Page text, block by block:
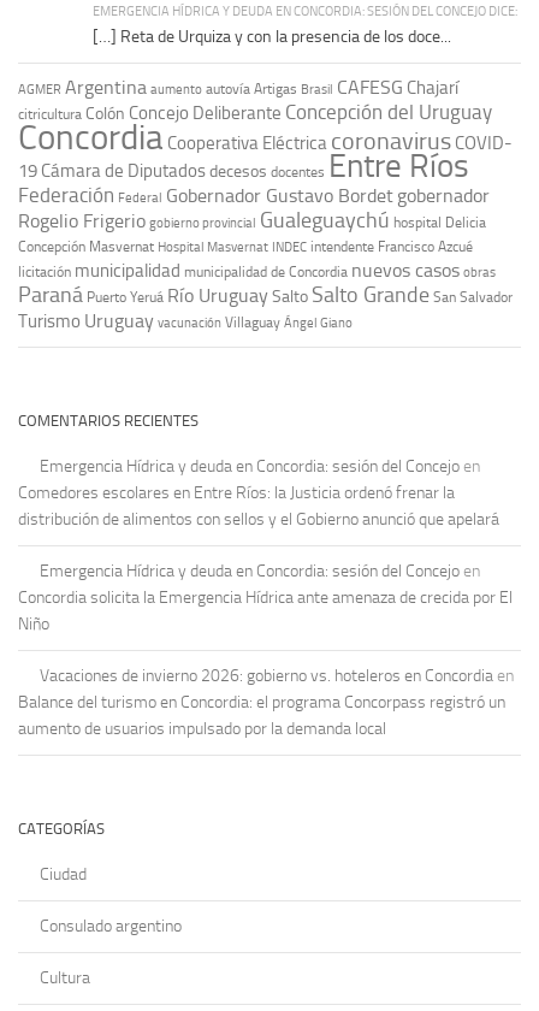
EMERGENCIA HÍDRICA Y DEUDA EN CONCORDIA: SESIÓN DEL CONCEJO DICE:
[…] Reta de Urquiza y con la presencia de los doce...
AGMER Argentina aumento autovía Artigas Brasil CAFESG Chajarí
citricultura Colón Concejo Deliberante Concepción del Uruguay
Concordia Cooperativa Eléctrica coronavirus COVID-
19 Cámara de Diputadosdecesos docentes Entre Ríos
Federación Federal Gobernador Gustavo Bordet gobernador
Rogelio Frigerio gobierno provincial Gualeguaychú hospital Delicia
Concepción Masvernat Hospital Masvernat INDEC intendente Francisco Azcué
licitación municipalidad municipalidad de Concordia nuevos casos obras
Paraná Puerto Yeruá Río UruguaySalto Salto Grande San Salvador
Turismo Uruguay vacunación Villaguay Ángel Giano
COMENTARIOS RECIENTES
Emergencia Hídrica y deuda en Concordia: sesión del Concejo en
Comedores escolares en Entre Ríos: la Justicia ordenó frenar la
distribución de alimentos con sellos y el Gobierno anunció que apelará
Emergencia Hídrica y deuda en Concordia: sesión del Concejo en
Concordia solicita la Emergencia Hídrica ante amenaza de crecida por El
Niño
Vacaciones de invierno 2026: gobierno vs. hoteleros en Concordia en
Balance del turismo en Concordia: el programa Concorpass registró un
aumento de usuarios impulsado por la demanda local
CATEGORÍAS
Ciudad
Consulado argentino
Cultura